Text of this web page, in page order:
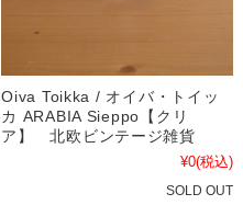
Oiva Toikka / オイバ・トイッ
カ ARABIA Sieppo【クリ
ア】 北欧ビンテージ雑貨
¥0(税込)
SOLD OUT